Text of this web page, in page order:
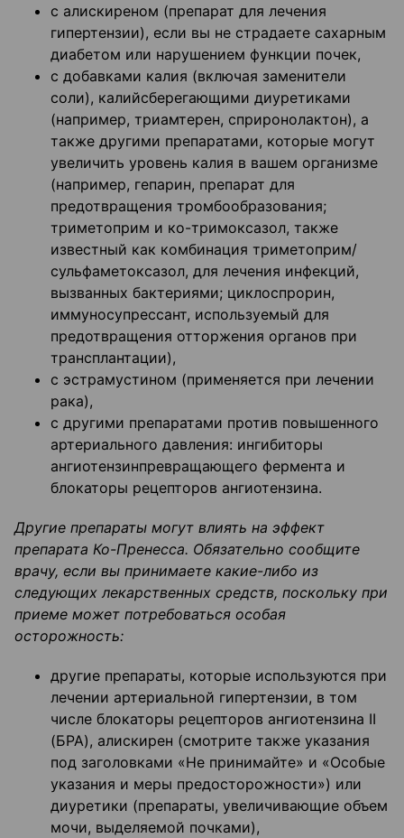
с алискиреном (препарат для лечения
гипертензии), если вы не страдаете сахарным
диабетом или нарушением функции почек,
с добавками калия (включая заменители
соли), калийсберегающими диуретиками
(например, триамтерен, сприронолактон), а
также другими препаратами, которые могут
увеличить уровень калия в вашем организме
(например, гепарин, препарат для
предотвращения тромбообразования;
триметоприм и ко-тримоксазол, также
известный как комбинация триметоприм/
сульфаметоксазол, для лечения инфекций,
вызванных бактериями; циклоспрорин,
иммуносупрессант, используемый для
предотвращения отторжения органов при
трансплантации),
с эстрамустином (применяется при лечении
рака),
с другими препаратами против повышенного
артериального давления: ингибиторы
ангиотензинпревращающего фермента и
блокаторы рецепторов ангиотензина.
Другие препараты могут влиять на эффект
препарата Ко-Пренесса. Обязательно сообщите
врачу, если вы принимаете какие-либо из
следующих лекарственных средств, поскольку при
приеме может потребоваться особая
осторожность:
другие препараты, которые используются при
лечении артериальной гипертензии, в том
числе блокаторы рецепторов ангиотензина II
(БРА), алискирен (смотрите также указания
под заголовками «Не принимайте» и «Особые
указания и меры предосторожности») или
диуретики (препараты, увеличивающие объем
мочи, выделяемой почками),